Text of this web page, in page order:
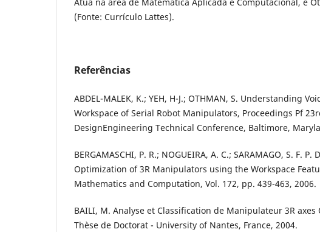
Atua na área de Matemática Aplicada e Computacional, e
(Fonte: Currículo Lattes).
Referências
ABDEL-MALEK, K.; YEH, H-J.; OTHMAN, S. Understanding
Workspace of Serial Robot Manipulators, Proceedings Pf
DesignEngineering Technical Conference, Baltimore,
BERGAMASCHI, P. R.; NOGUEIRA, A. C.; SARAMAGO, S. F. P.
Optimization of 3R Manipulators using the Workspace
Mathematics and Computation, Vol. 172, pp. 439-463, 2006.
BAILI, M. Analyse et Classification de Manipulateur 3R axes
Thèse de Doctorat - University of Nantes, France, 2004.